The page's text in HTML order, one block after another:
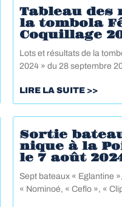
Tableau des
la tombola
Coquillage
Lots et résultats de la
2024 » du 28 septembre
LIRE LA SUITE >>
Sortie
nique à la
le 7 août
Sept bateaux « Eglantine
« Nominoé, « Ceflo », «